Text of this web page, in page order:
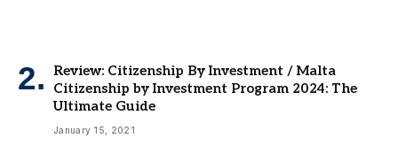
Review: Citizenship By Investment / Malta
Citizenship by Investment Program 2024: The
Ultimate Guide
January 15, 2021